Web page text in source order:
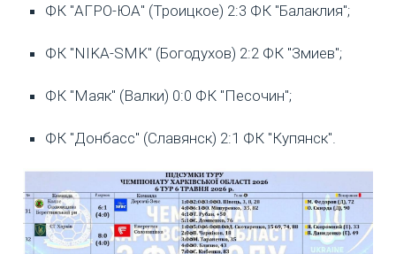
ФК "АГРО-ЮА" (Троицкое) 2:3 ФК "Балаклия";
ФК "NIKA-SMK" (Богодухов) 2:2 ФК "Змиев";
ФК "Маяк" (Валки) 0:0 ФК "Песочин";
ФК "Донбасс" (Славянск) 2:1 ФК "Купянск".